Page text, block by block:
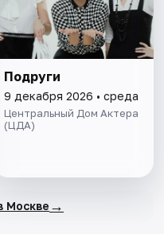
Подруги
9 декабря 2026 • среда
Центральный Дом Актера
(ЦДА)
Москве →